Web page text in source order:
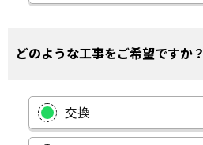
どのような工事をご希望ですか？
交換